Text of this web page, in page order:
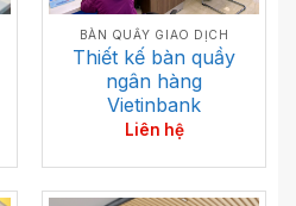
BÀN QUẦY GIAO DỊCH
Thiết kế bàn quầy
ngân hàng
Vietinbank
Liên hệ